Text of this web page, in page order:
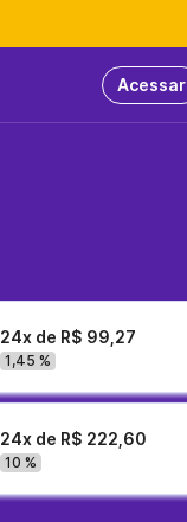
Acessar
24x de R$ 99,27
1,45 %
24x de R$ 222,60
10 %